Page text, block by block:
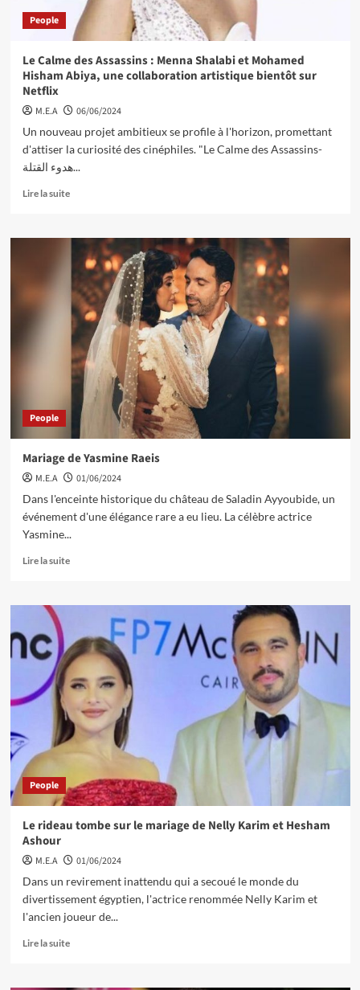
People
Le Calme des Assassins : Menna Shalabi et Mohamed
Hisham Abiya, une collaboration artistique bientôt sur
Netflix
M.E.A
06/06/2024
Un nouveau projet ambitieux se profile à l'horizon, promettant
d'attiser la curiosité des cinéphiles. "Le Calme des Assassins-
هدوء القتلة...
Lire la suite
People
Mariage de Yasmine Raeis
M.E.A
01/06/2024
Dans l'enceinte historique du château de Saladin Ayyoubide, un
événement d'une élégance rare a eu lieu. La célèbre actrice
Yasmine...
Lire la suite
People
Le rideau tombe sur le mariage de Nelly Karim et Hesham
Ashour
M.E.A
01/06/2024
Dans un revirement inattendu qui a secoué le monde du
divertissement égyptien, l'actrice renommée Nelly Karim et
l'ancien joueur de...
Lire la suite